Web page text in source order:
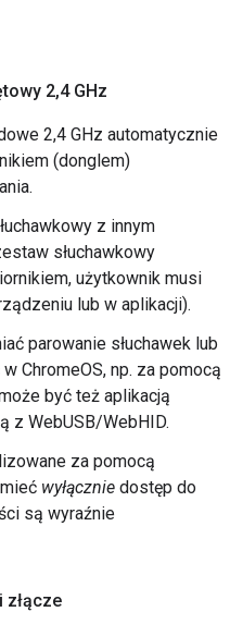
2,4 GHz
2,4 GHz automatycznie
(donglem)
z innym
słuchawkowy
użytkownik musi
lub w aplikacji).
parowanie słuchawek lub
ChromeOS, np. za pomocą
być też aplikacją
z WebUSB/WebHID.
za pomocą
wyłącznie dostęp do
są wyraźnie
złącze